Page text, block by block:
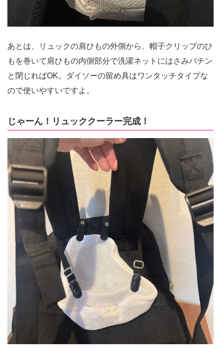
あとは、リュックの肩ひもの外側から、帽子クリップのひ
もを巻いて肩ひもの内側部分で洗濯ネットにはさみパチン
と閉じればOK。ダイソーの留め具はワンタッチタイプな
ので使いやすいですよ。
じゃーん！リュッククーラー完成！